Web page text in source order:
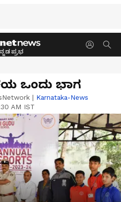
ಒಂದು ಭಾಗ
| Karnataka-News
AM IST